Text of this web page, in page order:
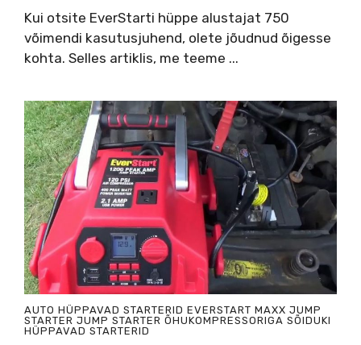
Kui otsite EverStarti hüppe alustajat 750
võimendi kasutusjuhend, olete jõudnud õigesse
kohta. Selles artiklis, me teeme ...
AUTO HÜPPAVAD STARTERID EVERSTART MAXX JUMP
STARTER JUMP STARTER ÕHUKOMPRESSORIGA SÕIDUKI
HÜPPAVAD STARTERID